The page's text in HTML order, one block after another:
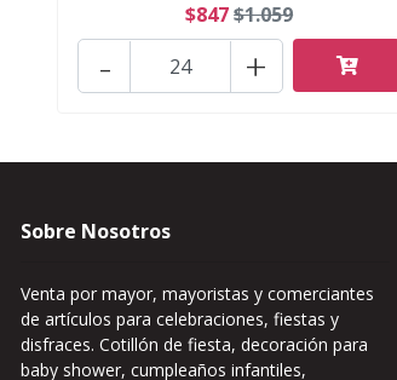
$847$1.059
+
-
Sobre Nosotros
Venta por mayor, mayoristas y comerciantes
de artículos para celebraciones, fiestas y
disfraces. Cotillón de fiesta, decoración para
baby shower, cumpleaños infantiles,